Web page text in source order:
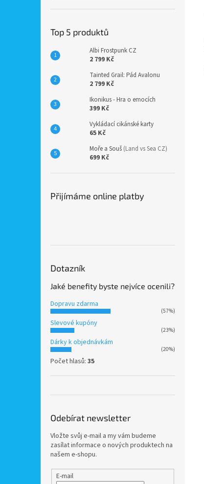
Top 5 produktů
Albi Frostpunk CZ
2 799 Kč
Tainted Grail: Pád Avalonu
2 799 Kč
Ikonikus - Hra o emocích
399 Kč
Vykládací cikánské karty
65 Kč
Moře a Souš (Land vs Sea CZ)
699 Kč
Přijímáme online platby
Dotazník
Jaké benefity byste nejvíce ocenili?
Dopravu zdarma
(57%)
Slevové kupóny
(23%)
Dárky k objednávkám
(20%)
Počet hlasů: 35
Odebírat newsletter
Vložte svůj e-mail a my vám budeme
zasílat informace o nových produktech na
našem e-shopu.
E-mail